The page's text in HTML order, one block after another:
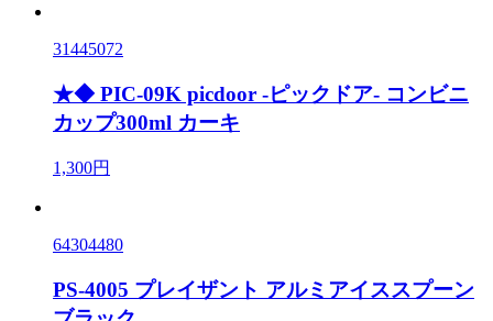
31445072
★◆ PIC-09K picdoor -ピックドア- コンビニ
カップ300ml カーキ
1,300円
64304480
PS-4005 プレイザント アルミアイススプーン